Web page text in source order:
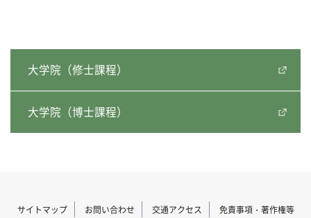
大学院（修士課程）
大学院（博士課程）
サイトマップ お問い合わせ 交通アクセス 免責事項・著作権等